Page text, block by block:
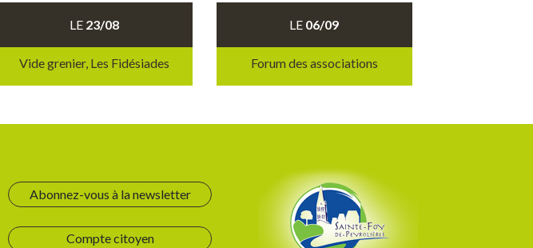
LE 23/08
Vide grenier, Les Fidésiades
LE 06/09
Forum des associations
Abonnez-vous à la newsletter
Compte citoyen